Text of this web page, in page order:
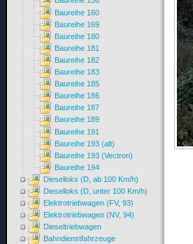
Baureihe 160
Baureihe 169
Baureihe 180
Baureihe 181
Baureihe 182
Baureihe 183
Baureihe 185
Baureihe 186
Baureihe 187
Baureihe 189
Baureihe 191
Baureihe 193 (alt)
Baureihe 193 (Vectron)
Baureihe 194
Dieselloks (D, ab 100 Km/h)
Dieselloks (D, unter 100 Km/h)
Elektrotriebwagen (FV, 93)
Elektrotriebwagen (NV, 94)
Dieseltriebwagen
Bahndienstfahrzeuge